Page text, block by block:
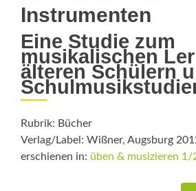
Instrumenten
Eine Studie zum
musikalischen
älteren Schülern
Rubrik: Bücher
Verlag/Label: Wißner, Augsburg
erschienen in: üben & musizieren 1/